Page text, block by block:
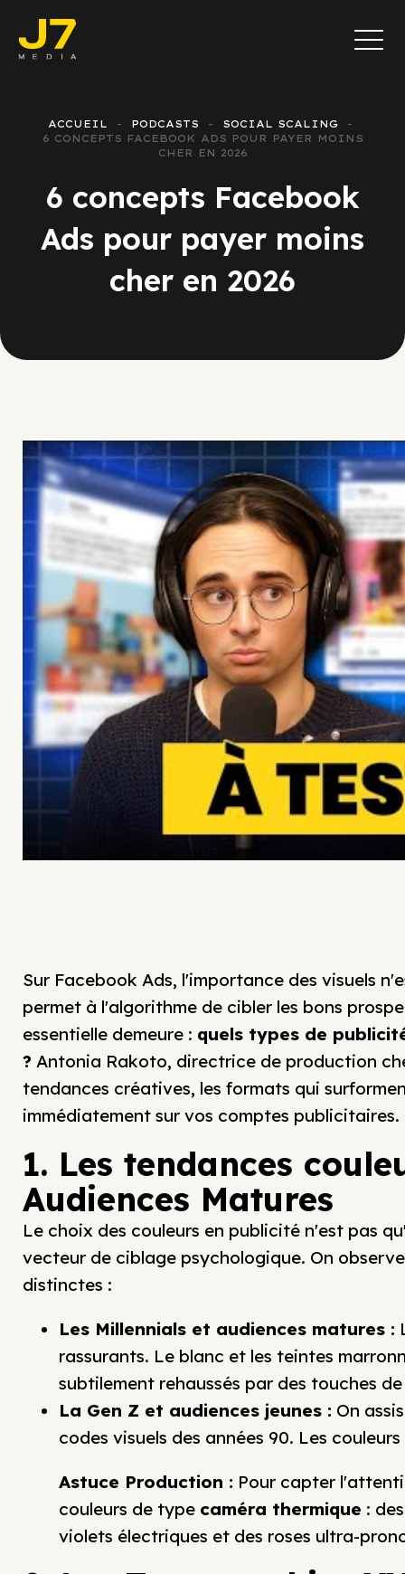
ACCUEIL PODCASTS
SOCIAL SCALING
6 CONCEPTS FACEBOOK ADS POUR PAYER MOINS
CHER EN 2026
6 concepts Facebook
Ads pour payer moins
cher en 2026
Sur Facebook Ads, l'importance des visuels
permet à l'algorithme de cibler les bons
essentielle demeure : quels types de
? Antonia Rakoto, directrice de production
tendances créatives, les formats qui
immédiatement sur vos comptes publicitaires.
1. Les tendances
Audiences Matures
Le choix des couleurs en publicité n'est pas
vecteur de ciblage psychologique. On
distinctes :
Les Millennials et audiences matures :
rassurants. Le blanc et les teintes
subtilement rehaussés par des touches
La Gen Z et audiences jeunes : On
codes visuels des années 90. Les
Astuce Production : Pour capter
couleurs de type caméra thermique :
violets électriques et des roses ultra-